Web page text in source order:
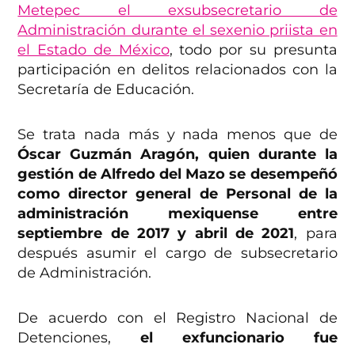
Metepec el exsubsecretario de
Administración durante el sexenio priista en
el Estado de México, todo por su presunta
participación en delitos relacionados con la
Secretaría de Educación.
Se trata nada más y nada menos que de
Óscar Guzmán Aragón, quien durante la
gestión de Alfredo del Mazo se desempeñó
como director general de Personal de la
administración mexiquense entre
septiembre de 2017 y abril de 2021, para
después asumir el cargo de subsecretario
de Administración.
De acuerdo con el Registro Nacional de
Detenciones,el exfuncionario fue